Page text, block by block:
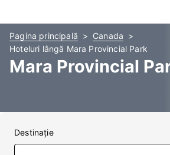
Pagina principală
Canada
Hoteluri lângă Mara Provincial Park
Mara Provincial
Destinaţie